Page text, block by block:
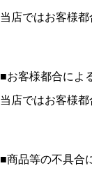
当店ではお客様都
■お客様都合によ
当店ではお客様都
■商品等の不具合